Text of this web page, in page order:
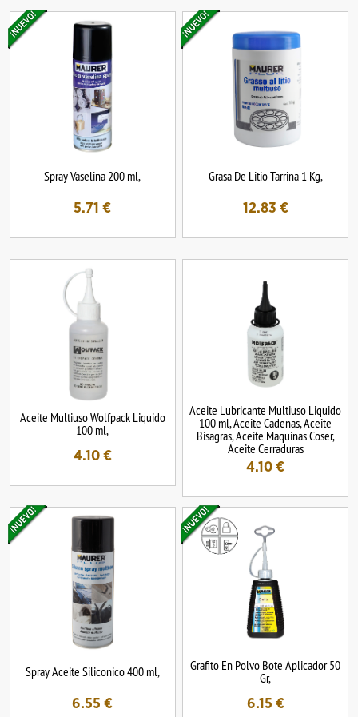
Spray Vaselina 200 ml,
5.71 €
Grasa De Litio Tarrina 1 Kg,
12.83 €
Aceite Multiuso Wolfpack Liquido
100 ml,
4.10€
Aceite Lubricante Multiuso Liquido
100 ml, Aceite Cadenas, Aceite
Bisagras, Aceite Maquinas Coser,
Aceite Cerraduras
4.10 €
Spray Aceite Siliconico 400 ml,
6.55 €
Grafito En Polvo Bote Aplicador 50
Gr,
6.15 €